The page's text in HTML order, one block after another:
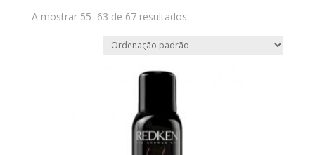
A mostrar 55–63 de 67 resultados